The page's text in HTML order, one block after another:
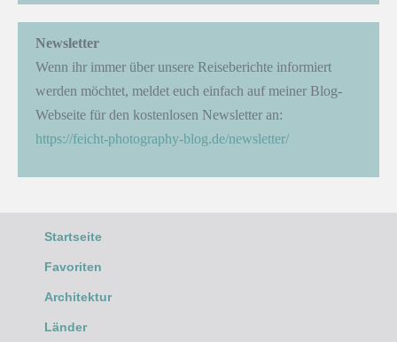
Newsletter
Wenn ihr immer über unsere Reiseberichte informiert
werden möchtet, meldet euch einfach auf meiner Blog-
Webseite für den kostenlosen Newsletter an:
https://feicht-photography-blog.de/newsletter/
Startseite
Favoriten
Architektur
Länder